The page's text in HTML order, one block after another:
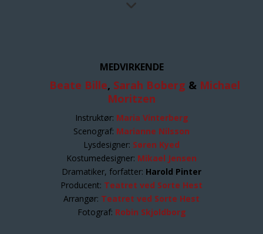
MEDVIRKENDE
Beate Bille, Sarah Boberg & Michael
Moritzen
Instruktør: Maria Vinterberg
Scenograf: Marianne Nilsson
Lysdesigner: Søren Kyed
Kostumedesigner: Mikael Jensen
Dramatiker, forfatter: Harold Pinter
Producent: Teatret ved Sorte Hest
Arrangør: Teatret ved Sorte Hest
Fotograf: Robin Skjoldborg